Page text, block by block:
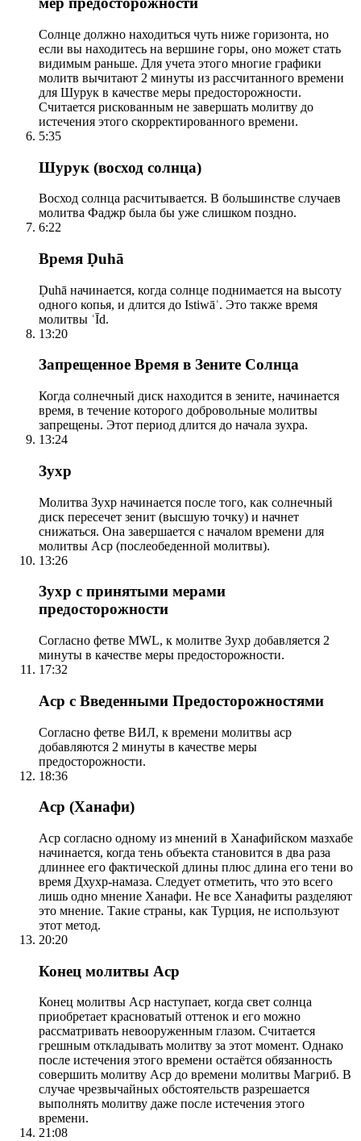
Солнце должно находиться чуть ниже горизонта, но
если вы находитесь на вершине горы, оно может стать
видимым раньше. Для учета этого многие графики
молитв вычитают 2 минуты из рассчитанного времени
для Шурук в качестве меры предосторожности.
Считается рискованным не завершать молитву до
истечения этого скорректированного времени.
5:35
Шурук (восход солнца)
Восход солнца расчитывается. В большинстве случаев
молитва Фаджр была бы уже слишком поздно.
6:22
Время Ḍuhā
Ḍuhā начинается, когда солнце поднимается на высоту
одного копья, и длится до Istiwāʾ. Это также время
молитвы ʿĪd.
13:20
Запрещенное Время в Зените Солнца
Когда солнечный диск находится в зените, начинается
время, в течение которого добровольные молитвы
запрещены. Этот период длится до начала зухра.
13:24
Зухр
Молитва Зухр начинается после того, как солнечный
диск пересечет зенит (высшую точку) и начнет
снижаться. Она завершается с началом времени для
молитвы Аср (послеобеденной молитвы).
13:26
Зухр с принятыми мерами
предосторожности
Согласно фетве MWL, к молитве Зухр добавляется 2
минуты в качестве меры предосторожности.
17:32
Аср с Введенными Предосторожностями
Согласно фетве ВИЛ, к времени молитвы аср
добавляются 2 минуты в качестве меры
предосторожности.
18:36
Аср (Ханафи)
Аср согласно одному из мнений в Ханафийском мазхабе
начинается, когда тень объекта становится в два раза
длиннее его фактической длины плюс длина его тени во
время Дхухр-намаза. Следует отметить, что это всего
лишь одно мнение Ханафи. Не все Ханафиты разделяют
это мнение. Такие страны, как Турция, не используют
этот метод.
20:20
Конец молитвы Аср
Конец молитвы Аср наступает, когда свет солнца
приобретает красноватый оттенок и его можно
рассматривать невооруженным глазом. Считается
грешным откладывать молитву за этот момент. Однако
после истечения этого времени остаётся обязанность
совершить молитву Аср до времени молитвы Магриб. В
случае чрезвычайных обстоятельств разрешается
выполнять молитву даже после истечения этого
времени.
21:08